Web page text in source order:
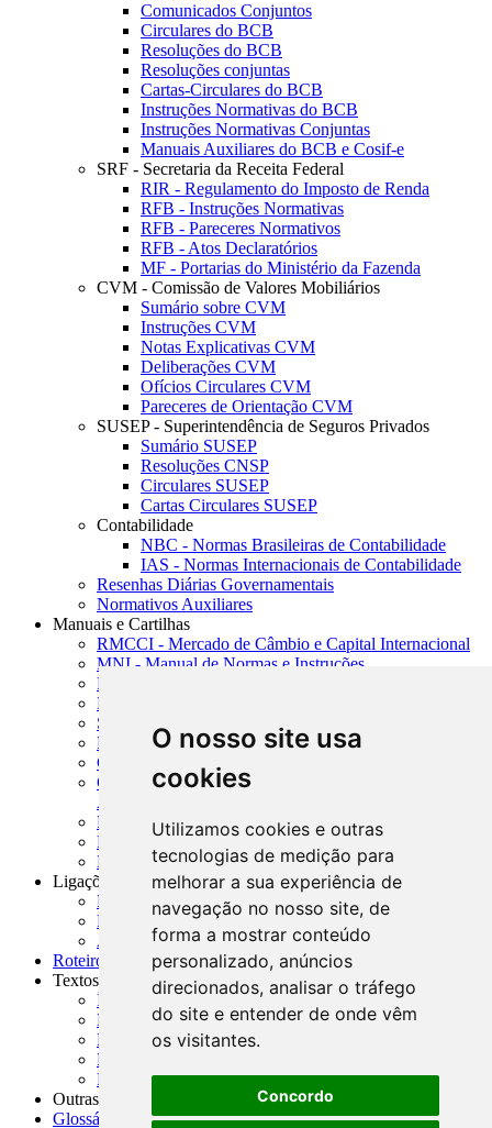
O nosso site usa
cookies
Utilizamos cookies e outras
tecnologias de medição para
melhorar a sua experiência de
navegação no nosso site, de
forma a mostrar conteúdo
personalizado, anúncios
direcionados, analisar o tráfego
do site e entender de onde vêm
os visitantes.
Concordo
Comunicados Conjuntos
Circulares do BCB
Resoluções do BCB
Resoluções conjuntas
Cartas-Circulares do BCB
Instruções Normativas do BCB
Instruções Normativas Conjuntas
Manuais Auxiliares do BCB e Cosif-e
SRF - Secretaria da Receita Federal
RIR - Regulamento do Imposto de Renda
RFB - Instruções Normativas
RFB - Pareceres Normativos
RFB - Atos Declaratórios
MF - Portarias do Ministério da Fazenda
CVM - Comissão de Valores Mobiliários
Sumário sobre CVM
Instruções CVM
Notas Explicativas CVM
Deliberações CVM
Ofícios Circulares CVM
Pareceres de Orientação CVM
SUSEP - Superintendência de Seguros Privados
Sumário SUSEP
Resoluções CNSP
Circulares SUSEP
Cartas Circulares SUSEP
Contabilidade
NBC - Normas Brasileiras de Contabilidade
IAS - Normas Internacionais de Contabilidade
Resenhas Diárias Governamentais
Normativos Auxiliares
Manuais e Cartilhas
RMCCI - Mercado de Câmbio e Capital Internacional
MNI - Manual de Normas e Instruções
MTVM - Manual de Títulos e Valores Mobiliários
MCR - Manual de Crédito Rural
SISORF - Manual de Organização do SFN
MASUP - Manual de Supervisão Bancária
CADOC - Catálogo de Documentos
CNAE-CONCLA - Classificação Nacional de
Atividades Econômicas
PMF - Cartilhas do BCB
Manuais Auxiliares do BCB e Cosif-e
Resenhas Diárias Governamentais
Ligações Externas
Links Úteis
Presidência da República
Agências Nacionais Reguladoras
Roteiros para Estudos
Textos
Índice de Textos
Editorial
Monografias
Na Imprensa
Fórum de Discussão
Outras ferramentas
Glossário